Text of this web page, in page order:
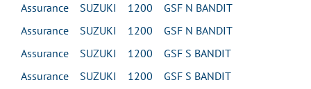
Assurance SUZUKI 1200 GSF N BANDIT
Assurance SUZUKI 1200 GSF N BANDIT
Assurance SUZUKI 1200 GSF S BANDIT
Assurance SUZUKI 1200 GSF S BANDIT